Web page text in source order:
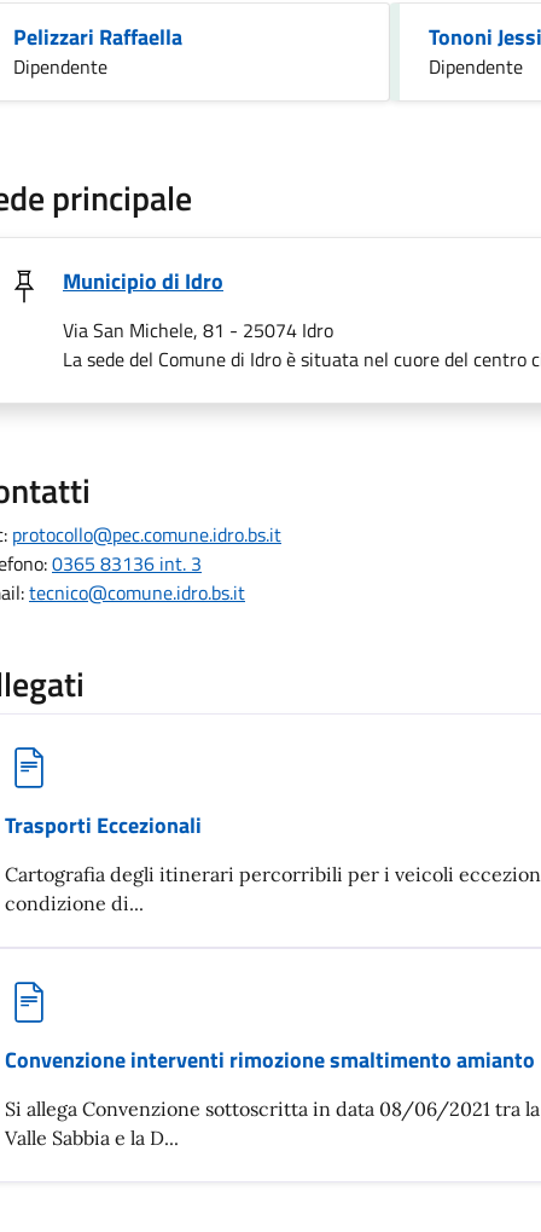
Pelizzari Raffaella
Dipendente
Tononi
Dipendente
principale
Municipio di Idro
Via San Michele, 81 - 25074 Idro
La sede del Comune di Idro è situata nel cuore del centro
protocollo@pec.comune.idro.bs.it
0365 83136 int. 3
tecnico@comune.idro.bs.it
Trasporti Eccezionali
Cartografia degli itinerari percorribili per i veicoli
condizione di...
Convenzione interventi rimozione smaltimento amianto
Si allega Convenzione sottoscritta in data 08/06/2021 tra
Valle Sabbia e la D...